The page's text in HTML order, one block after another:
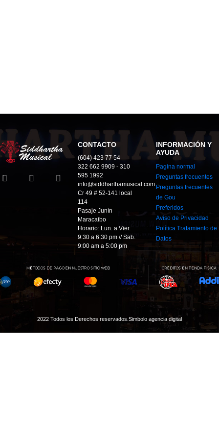
CONTACTO
(604) 423 77 54
322 662 9909 - 310
595 1992
info@siddharthamusical.com
Cr 49 # 52-141 local
114
Pasaje Junín
Maracaibo
Horario: Lun. a Vier.
9:30 a 6:30 pm // Sab.
9:00 am a 5:00 pm
INFORMACIÓN Y
AYUDA
Pagina normal
Preguntas frecuentes
Preguntas frecuentes
de Gou
Preferidos
Aviso de Privacidad
Política Tratamiento de
Datos
2022 Todos los Derechos reservados. Simbolo agencia digital